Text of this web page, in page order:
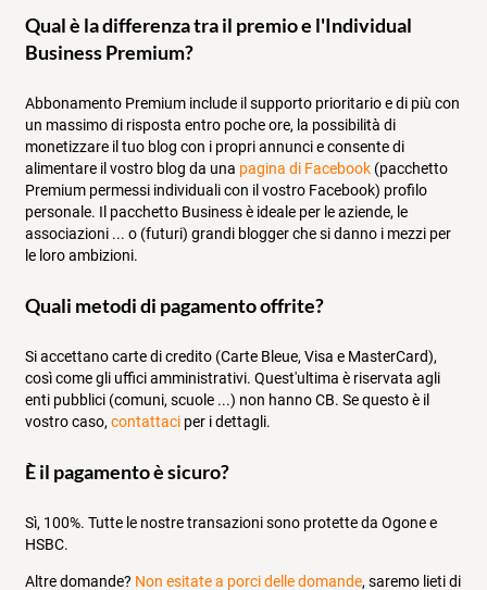
Qual è la differenza tra il premio e l'Individual
Business Premium?
Abbonamento Premium include il supporto prioritario e di più con
un massimo di risposta entro poche ore, la possibilità di
monetizzare il tuo blog con i propri annunci e consente di
alimentare il vostro blog da una pagina di Facebook (pacchetto
Premium permessi individuali con il vostro Facebook) profilo
personale. Il pacchetto Business è ideale per le aziende, le
associazioni ... o (futuri) grandi blogger che si danno i mezzi per
le loro ambizioni.
Quali metodi di pagamento offrite?
Si accettano carte di credito (Carte Bleue, Visa e MasterCard),
così come gli uffici amministrativi. Quest'ultima è riservata agli
enti pubblici (comuni, scuole ...) non hanno CB. Se questo è il
vostro caso,contattaci per i dettagli.
È il pagamento è sicuro?
Sì, 100%. Tutte le nostre transazioni sono protette da Ogone e
HSBC.
Altre domande? Non esitate a porci delle domande, saremo lieti di